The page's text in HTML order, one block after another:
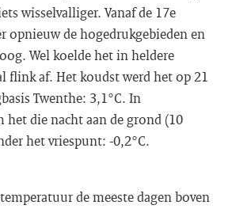
wisselvalliger. Vanaf de 17e
opnieuw de hogedrukgebieden en
Wel koelde het in heldere
flink af. Het koudst werd het op 21
Twenthe: 3,1°C. In
het die nacht aan de grond (10
het vriespunt: -0,2°C.
de meeste dagen boven